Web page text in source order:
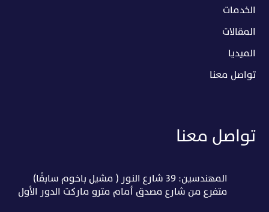
تواصل معنا
المهندسين: 39 شارع النور ( مشيل باخوم سابقًا)
متفرع من شارع مصدق أمام مترو ماركت الدور الأول
الخدمات
المقالات
الميديا
تواصل معنا